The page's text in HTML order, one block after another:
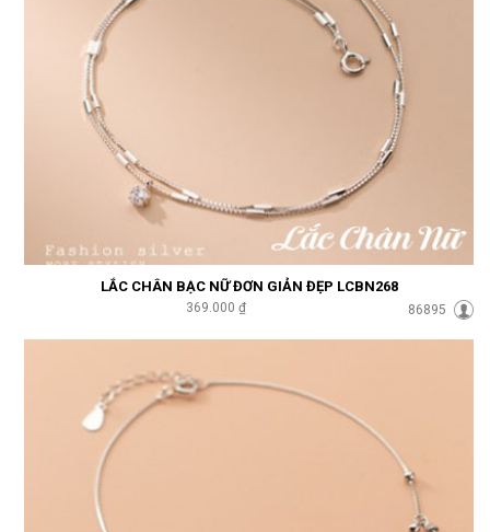
LẮC CHÂN BẠC NỮ ĐƠN GIẢN ĐẸP LCBN268
369.000 ₫ 86895